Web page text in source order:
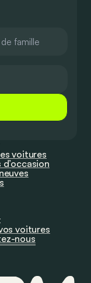
voitures
voitures
nous